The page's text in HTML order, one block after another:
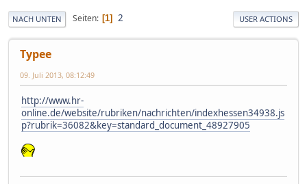
NACH UNTEN Seiten 1 2 USER ACTIONS
Typee
09. Juli 2013, 08:12:49
http://www.hr-
online.de/website/rubriken/nachrichten/indexhessen34938.js
p?rubrik=36082&key=standard_document_48927905